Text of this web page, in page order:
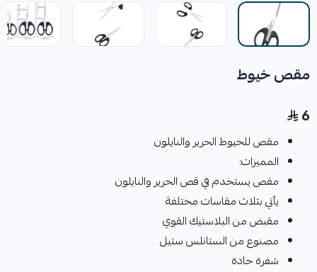
مقص خيوط
6
مقص للخيوط الحرير والنايلون
المميزات:
مقص يستخدم في قص الحرير والنايلون
يأتي بثلاث مقاسات مختلفة
مقبض من البلاستيك القوي
مصنوع من الستانلس ستيل
شفرة حادة